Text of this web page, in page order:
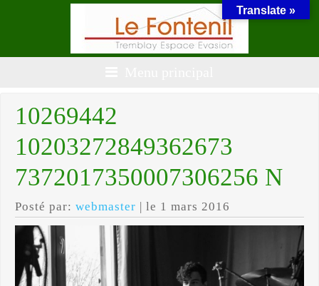
10269442
10203272849362673
7372017350007306256 N
Posté par: webmaster | le 1 mars 2016
Translate »